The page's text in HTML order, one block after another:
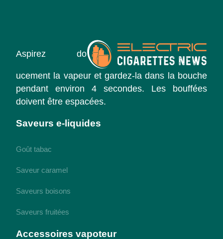
Aspirez do
ucement la vapeur et gardez-la dans la bouche
pendant environ 4 secondes. Les bouffées
doivent être espacées.
Saveurs e-liquides
Goût tabac
Saveur caramel
Saveurs boisons
Saveurs fruitées
Accessoires vapoteur